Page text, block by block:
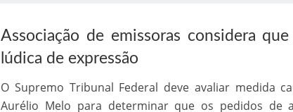
Como o Cachorrinho Kong ajudou o Imperador Dom
Associação de emissoras considera
lúdica de expressão
O Supremo Tribunal Federal deve avaliar medida
Aurélio Melo para determinar que os pedidos de